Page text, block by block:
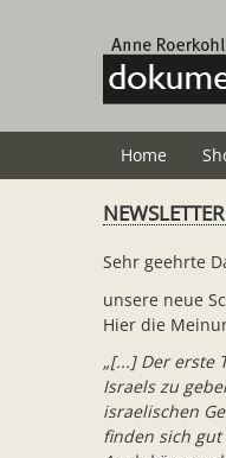
Home
Sehr geehrte
unsere neue
Hier die
„[...] Der erste
Israels zu
israelischen
finden sich